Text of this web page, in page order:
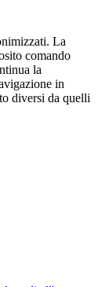
La
comando
la
in
diversi da quelli